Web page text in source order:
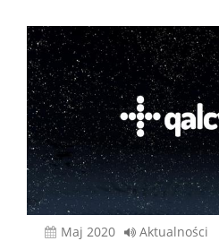
Maj 2020 Aktualności